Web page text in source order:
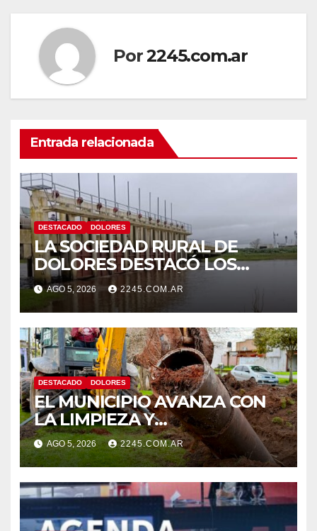
Por2245.com.ar
Entrada relacionada
DESTACADO DOLORES
LA SOCIEDAD RURAL DE
DOLORES DESTACÓ LOS
TRABAJOS HIDRÁULICOS
REALIZADOS EN EL CANAL 1
AGO 5, 2026 2245.COM.AR
DESTACADO DOLORES
EL MUNICIPIO AVANZA CON
LA LIMPIEZA Y
MANTENIMIENTO DE
DESAGÜES
AGO 5, 2026 2245.COM.AR